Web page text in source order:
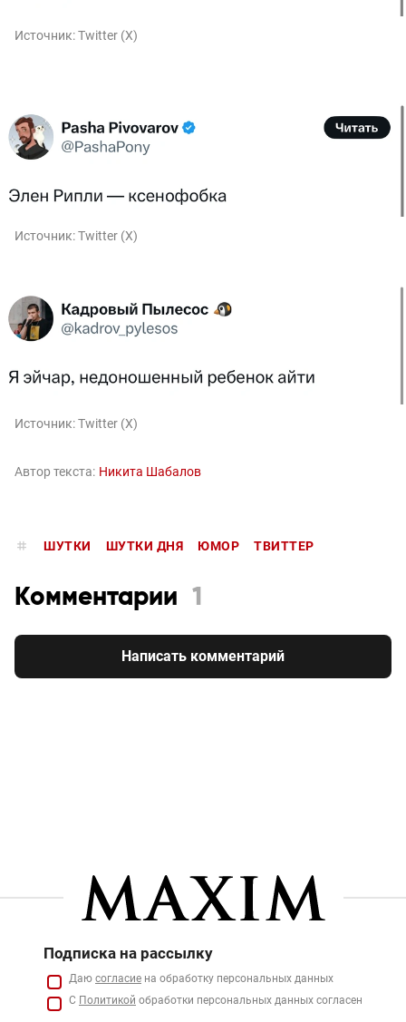
Источник:Twitter (X)
Источник:Twitter (X)
Источник:Twitter (X)
Автор текста: Никита Шабалов
ШУТКИ ШУТКИ ДНЯ ЮМОР ТВИТТЕР
Комментарии 1
Написать комментарий
Подписка на рассылку
Даю согласие на обработку персональных данных
С Политикой обработки персональных данных согласен